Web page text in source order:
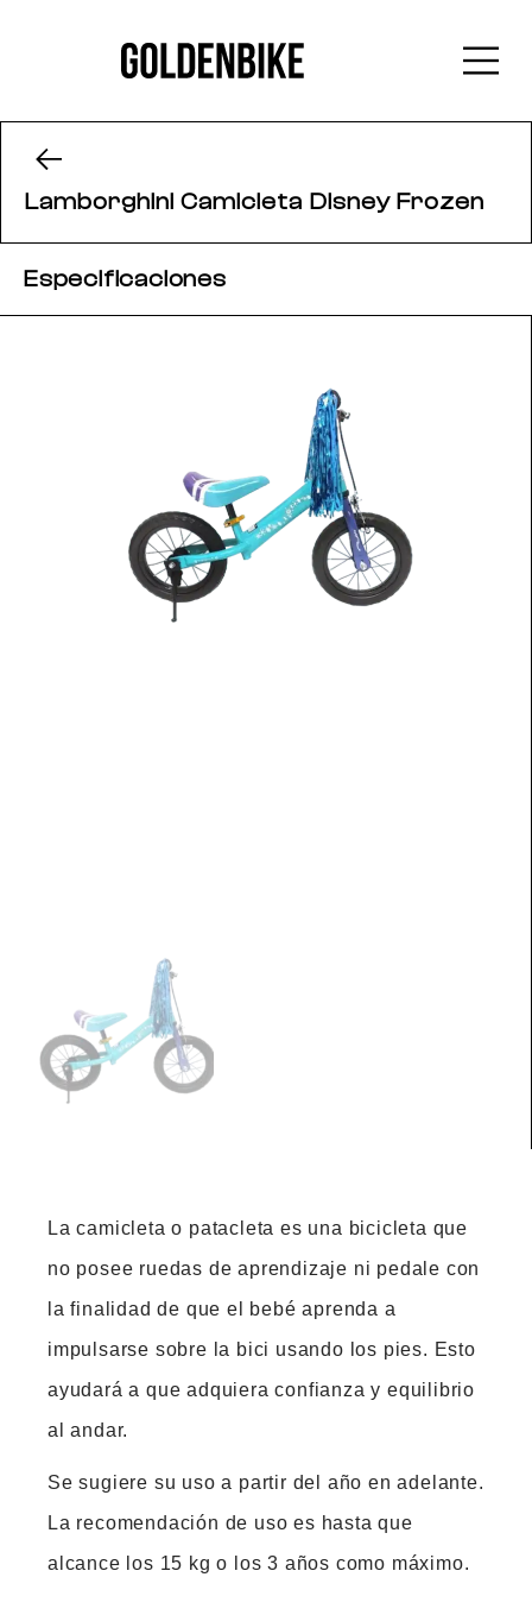
Lamborghini Camicleta Disney Frozen
Especificaciones
La camicleta o patacleta es una bicicleta que
no posee ruedas de aprendizaje ni pedale con
la finalidad de que el bebé aprenda a
impulsarse sobre la bici usando los pies. Esto
ayudará a que adquiera confianza y equilibrio
al andar.
Se sugiere su uso a partir del año en adelante.
La recomendación de uso es hasta que
alcance los 15 kg o los 3 años como máximo.